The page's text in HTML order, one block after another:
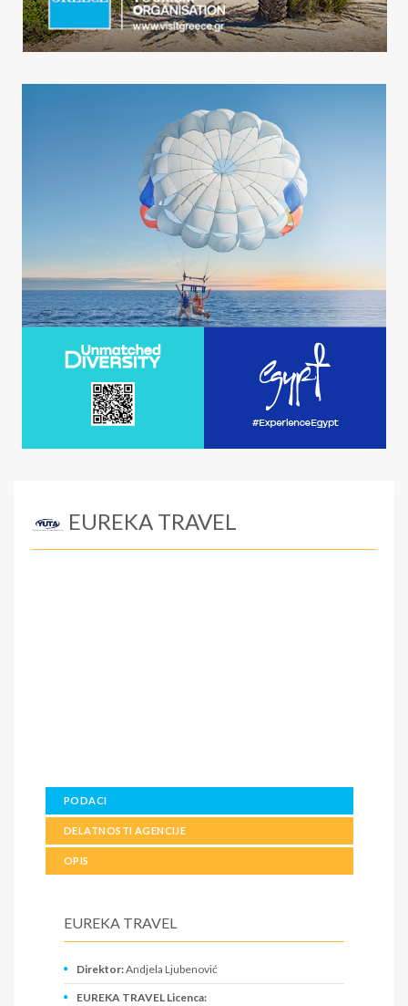
EUREKA TRAVEL
PODACI
DELATNOSTI AGENCIJE
OPIS
EUREKA TRAVEL
Direktor:Andjela Ljubenović
EUREKA TRAVEL Licenca: